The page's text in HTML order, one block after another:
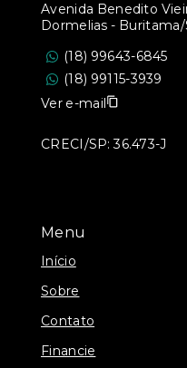
Menu
Início
Sobre
Contato
Financie
Avenida Benedito
Dormelias - Buritama/
(18) 99643-6845
(18) 99115-3939
Ver e-mail
CRECI/SP: 36.473-J